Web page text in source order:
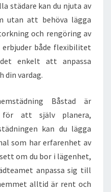
städare kan du njuta av
utan att behöva lägga
och rengöring av
erbjuder både flexibilitet
enkelt att anpassa
din vardag.
Båstad är
för att själv planera,
kan du lägga
som har erfarenhet av
om du bor i lägenhet,
anpassa sig till
alltid är rent och